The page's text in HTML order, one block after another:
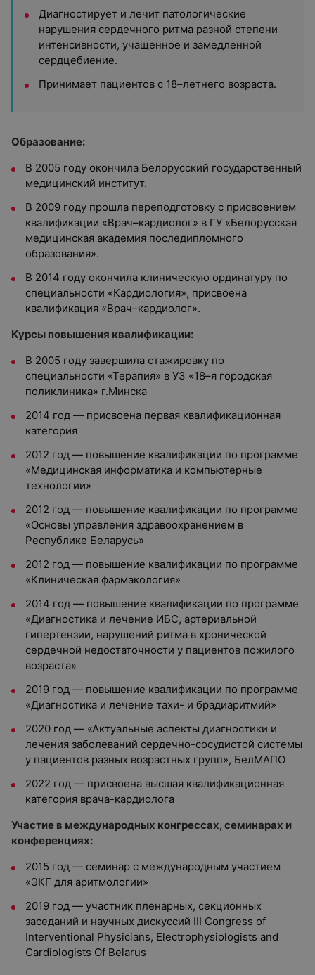
Диагностирует и лечит патологические
нарушения сердечного ритма разной степени
интенсивности, учащенное и замедленной
сердцебиение.
Принимает пациентов с 18–летнего возраста.
Образование:
В 2005 году окончила Белорусский государственный
медицинский институт.
В 2009 году прошла переподготовку с присвоением
квалификации «Врач–кардиолог» в ГУ «Белорусская
медицинская академия последипломного
образования».
В 2014 году окончила клиническую ординатуру по
специальности «Кардиология», присвоена
квалификация «Врач–кардиолог».
Курсы повышения квалификации:
В 2005 году завершила стажировку по
специальности «Терапия» в УЗ «18–я городская
поликлиника» г.Минска
2014 год — присвоена первая квалификационная
категория
2012 год — повышение квалификации по программе
«Медицинская информатика и компьютерные
технологии»
2012 год — повышение квалификации по программе
«Основы управления здравоохранением в
Республике Беларусь»
2012 год — повышение квалификации по программе
«Клиническая фармакология»
2014 год — повышение квалификации по программе
«Диагностика и лечение ИБС, артериальной
гипертензии, нарушений ритма в хронической
сердечной недостаточности у пациентов пожилого
возраста»
2019 год — повышение квалификации по программе
«Диагностика и лечение тахи- и брадиаритмий»
2020 год — «Актуальные аспекты диагностики и
лечения заболеваний сердечно-сосудистой системы
у пациентов разных возрастных групп», БелМАПО
2022 год — присвоена высшая квалификационная
категория врача-кардиолога
Участие в международных конгрессах, семинарах и
конференциях:
2015 год — семинар с международным участием
«ЭКГ для аритмологии»
2019 год — участник пленарных, секционных
заседаний и научных дискуссий III Congress of
Interventional Physicians, Electrophysiologists and
Cardiologists Of Belarus